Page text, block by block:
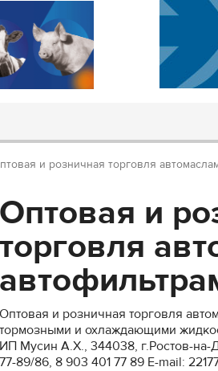
и розничная торговля
Оптовая и
торговля
Оптовая и розничная торговля
тормозными и охлаждающими
ИП Мусин А.Х., 344038, г.Ростов-на-
77-89/86, 8 903 401 77 89 Е-mail: